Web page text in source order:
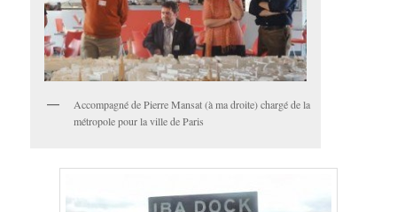
Accompagné de Pierre Mansat (à ma droite) chargé de la
métropole pour la ville de Paris